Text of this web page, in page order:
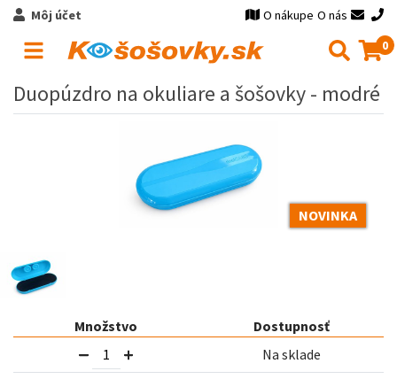
Môj účet O nákupe O nás
0
Duopúzdro na okuliare a šošovky - modré
NOVINKA
Množstvo
Dostupnosť
Na sklade